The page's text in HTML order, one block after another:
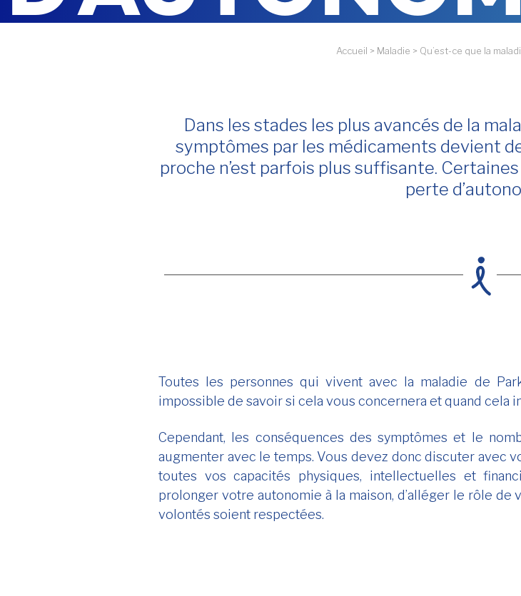
Accueil > Maladie > Qu’est-ce que la
Dans les stades les plus avancés de la
symptômes par les médicaments devient
proche n’est parfois plus suffisante.
perte
Toutes les personnes qui vivent avec la maladie de
impossible de savoir si cela vous concernera et quand cela
Cependant, les conséquences des symptômes et le
augmenter avec le temps. Vous devez donc discuter avec
toutes vos capacités physiques, intellectuelles et
prolonger votre autonomie à la maison, d’alléger le rôle
volontés soient respectées.